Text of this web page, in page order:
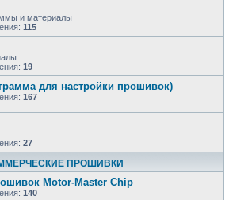
и материалы
115
19
для настройки прошивок)
167
27
ПРОШИВКИ
Motor-Master Chip
140